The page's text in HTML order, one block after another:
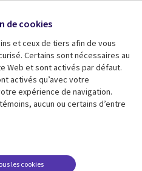
Fusions
Support
Legal
Accessibilité
conditions juridiques
de cookies
et ceux de tiers afin de vous
Certains sont nécessaires au
Web et sont activés par défaut.
activés qu’avec votre
expérience de navigation.
aucun ou certains d’entre
les cookies